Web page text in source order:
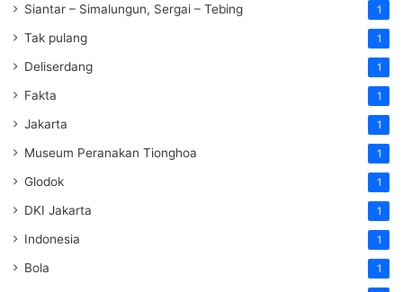
Siantar – Simalungun, Sergai – Tebing 1
Tak pulang 1
Deliserdang 1
Fakta 1
Jakarta 1
Museum Peranakan Tionghoa 1
Glodok 1
DKI Jakarta 1
Indonesia 1
Bola 1